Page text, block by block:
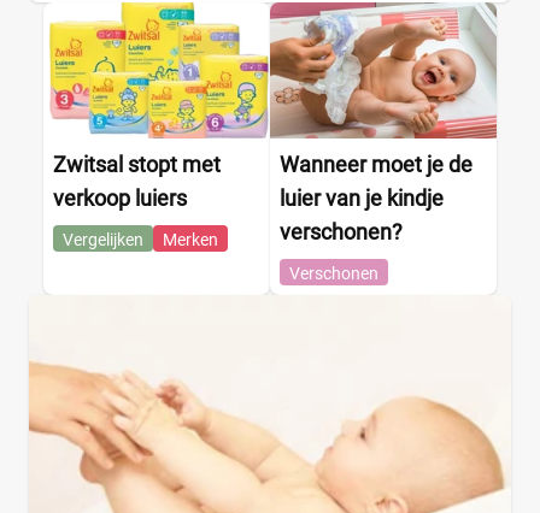
Zwitsal stopt met
verkoop luiers
Vergelijken Merken
Wanneer moet je de
luier van je kindje
verschonen?
Verschonen